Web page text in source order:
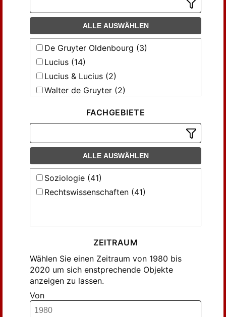
ALLE AUSWÄHLEN
De Gruyter Oldenbourg (3)
Lucius (14)
Lucius & Lucius (2)
Walter de Gruyter (2)
FACHGEBIETE
ALLE AUSWÄHLEN
Soziologie (41)
Rechtswissenschaften (41)
ZEITRAUM
Wählen Sie einen Zeitraum von 1980 bis
2020 um sich enstprechende Objekte
anzeigen zu lassen.
Von